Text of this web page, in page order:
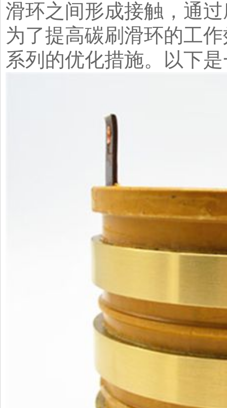
滑环之间形成接触，通
为了提高碳刷滑环的工
系列的优化措施。以下